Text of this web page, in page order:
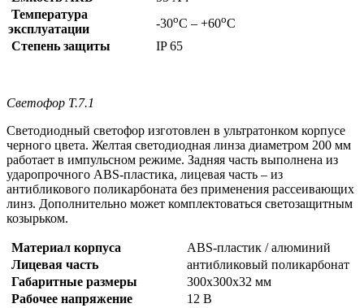
Температура
эксплуатации
-30оС – +60оС
Степень защиты
IP 65
Светофор Т.7.1
Светодиодный светофор изготовлен в ультратонком корпусе
черного цвета. Желтая светодиодная линза диаметром 200 мм
работает в импульсном режиме. Задняя часть выполнена из
ударопрочного ABS-пластика, лицевая часть – из
антибликового поликарбоната без применения рассеивающих
линз. Дополнительно может комплектоваться светозащитным
козырьком.
Материал корпуса
ABS-пластик / алюминий
Лицевая часть
антибликовый поликарбонат
Габаритные размеры
300х300х32 мм
Рабочее напряжение
12 В